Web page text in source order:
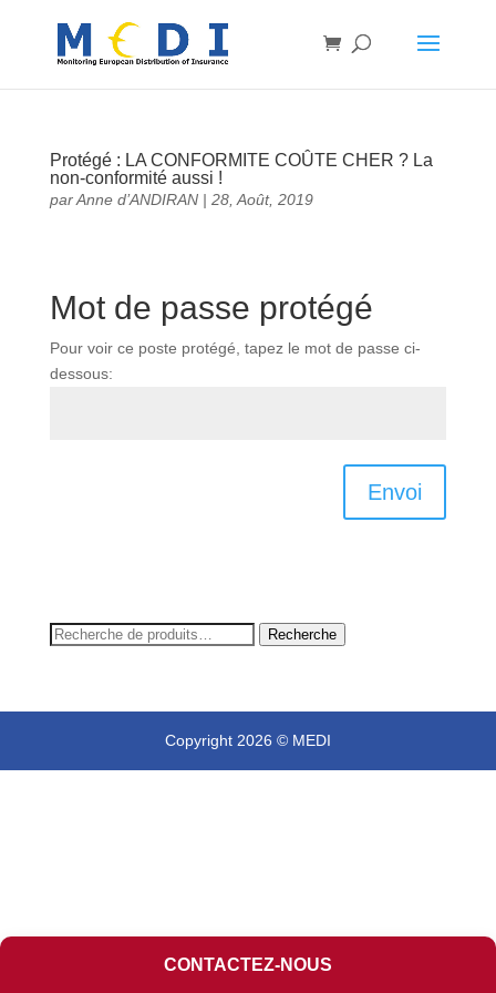
Protégé : LA CONFORMITE COÛTE CHER ? La
non-conformité aussi !
parAnne d’ANDIRAN| 28, Août, 2019
Mot de passe protégé
Pour voir ce poste protégé, tapez le mot de passe ci-
dessous:
Envoi
Recherche
Recherche
Copyright 2026 © MEDI
CONTACTEZ-NOUS